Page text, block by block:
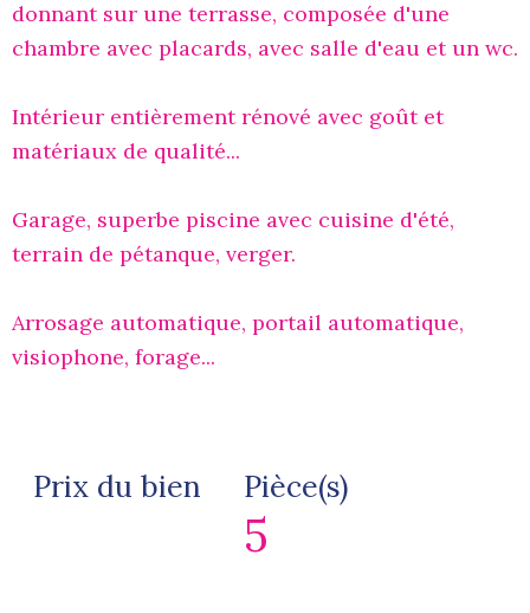
donnant sur une terrasse, composée d'une
chambre avec placards, avec salle d'eau et un wc.
Intérieur entièrement rénové avec goût et
matériaux de qualité...
Garage, superbe piscine avec cuisine d'été,
terrain de pétanque, verger.
Arrosage automatique, portail automatique,
visiophone, forage...
Prix du bien Pièce(s)
5